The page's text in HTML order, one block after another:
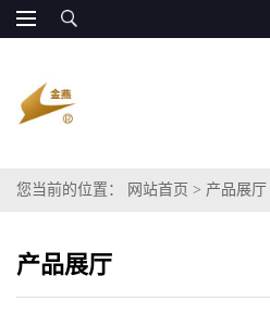
您当前的位置： 网站首页 > 产品展厅
产品展厅